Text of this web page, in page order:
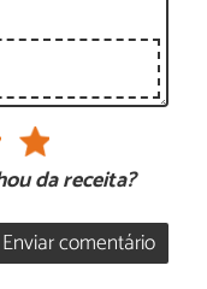
da receita?
Enviar comentário